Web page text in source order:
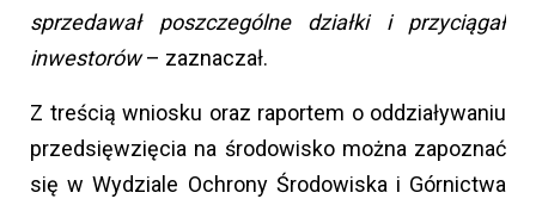
sprzedawał poszczególne działki i przyciągał
inwestorów– zaznaczał.
Z treścią wniosku oraz raportem o oddziaływaniu
przedsięwzięcia na środowisko można zapoznać
się w Wydziale Ochrony Środowiska i Górnictwa